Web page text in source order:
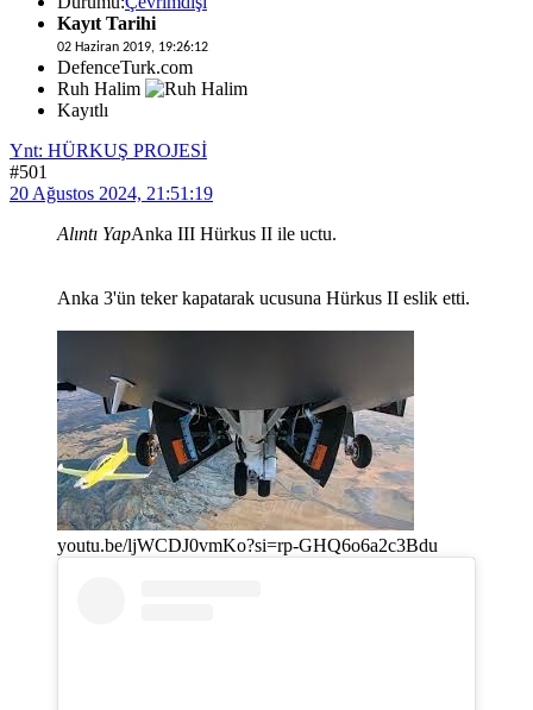
Kayıt Tarihi
02 Haziran 2019, 19:26:12
DefenceTurk.com
Ruh Halim
Kayıtlı
Ynt: HÜRKUŞ PROJESİ
#501
20 Ağustos 2024, 21:51:19
Alıntı YapAnka III Hürkus II ile uctu.
Anka 3'ün teker kapatarak ucusuna Hürkus II eslik etti.
youtu.be/ljWCDJ0vmKo?si=rp-GHQ6o6a2c3Bdu